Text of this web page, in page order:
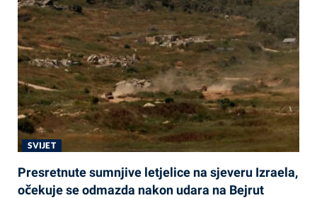
SVIJET
Presretnute sumnjive letjelice na sjeveru Izraela,
očekuje se odmazda nakon udara na Bejrut